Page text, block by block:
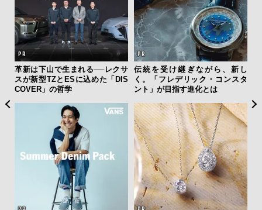
革新は下山で生まれる──レクサ
スが新型TZとESに込めた「DIS
COVER」の哲学
伝統を受け継ぎながら、新し
く。「フレデリック・コンスタ
ント」が目指す進化とは
4